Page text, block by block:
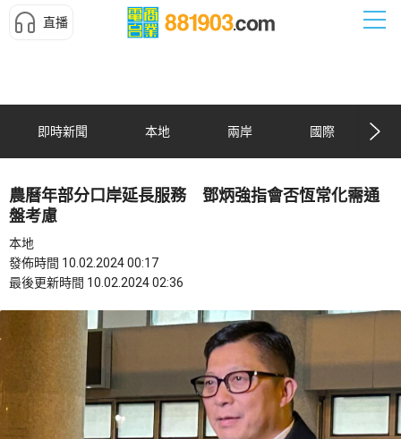
直播
即時新聞 本地 兩岸 國際
農曆年部分口岸延長服務 鄧炳強指會否恆常化需通
盤考慮
本地
發佈時間 10.02.2024 00:17
最後更新時間 10.02.2024 02:36